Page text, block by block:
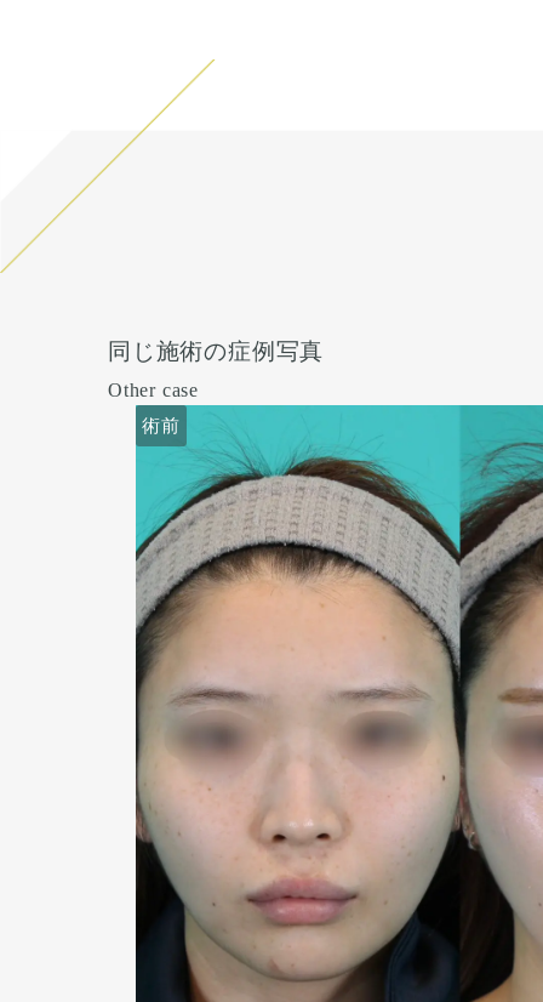
同じ施術の症例写真
Other case
術前